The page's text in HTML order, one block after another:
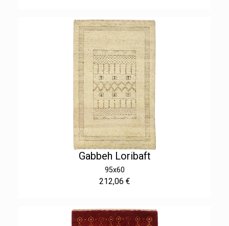
Gabbeh Loribaft
95x60
212,06 €